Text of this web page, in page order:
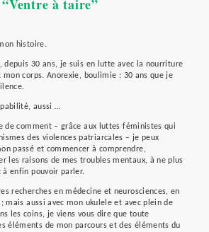
“Ventre à taire”
histoire.
depuis 30 ans, je suis en lutte avec la nourriture
corps. Anorexie, boulimie : 30 ans que je
aussi…
de comment – grâce aux luttes féministes qui
des violences patriarcales – je peux
passé et commencer à comprendre,
les raisons de mes troubles mentaux, à ne plus
enfin pouvoir parler.
recherches en médecine et neurosciences, en
mais aussi avec mon ukulele et avec plein de
les coins, je viens vous dire que toute
éléments de mon parcours et des éléments du